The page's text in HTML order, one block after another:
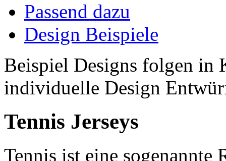
Passend dazu
Design Beispiele
Beispiel Designs folgen in
individuelle Design
Tennis Jerseys
Tennis ist eine sogenannte